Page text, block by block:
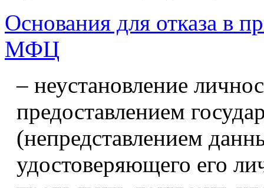
Основания для отказа в
МФЦ
– неустановление
предоставлением
(непредставлением
удостоверяющего его